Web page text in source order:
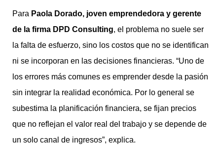
Para Paola Dorado, joven emprendedora y gerente
de la firma DPD Consulting, el problema no suele ser
la falta de esfuerzo, sino los costos que no se identifican
ni se incorporan en las decisiones financieras. “Uno de
los errores más comunes es emprender desde la pasión
sin integrar la realidad económica. Por lo general se
subestima la planificación financiera, se fijan precios
que no reflejan el valor real del trabajo y se depende de
un solo canal de ingresos”, explica.